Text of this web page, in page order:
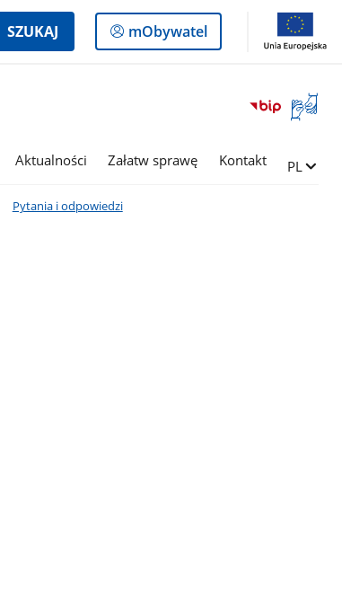
SZUKAJ
Logowanie
do
mObywatel
Otwórz
okno
języka
Aktualności Załatw sprawę Kontakt Zmień
PL
Pytania i odpowiedzi